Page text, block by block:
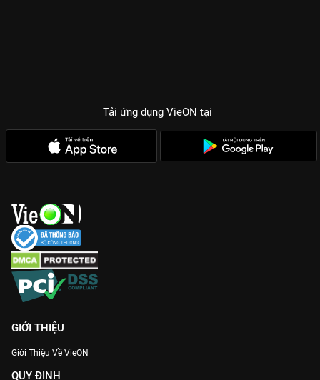
Tải ứng dụng VieON tại
GIỚI THIỆU
Giới Thiệu Về VieON
QUY ĐỊNH